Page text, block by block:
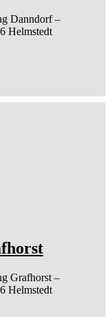
Danndorf –
Helmstedt
Grafhorst –
Helmstedt